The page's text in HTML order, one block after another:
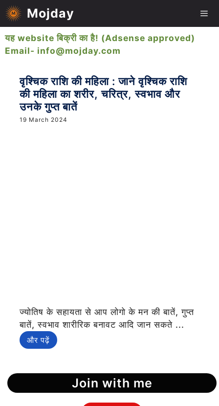
Skip
to
Mojday
यह website बिक्री का है! (Adsense approved)
Email- info@mojday.com
वृश्चिक राशि की महिला : जाने वृश्चिक राशि
की महिला का शरीर, चरित्र, स्वभाव और
उनके गुप्त बातें
19 March 2024
ज्योतिष के सहायता से आप लोगो के मन की बातें, गुप्त
बातें, स्वभाव शारीरिक बनावट आदि जान सकते ...
और पढ़ें
Join with me